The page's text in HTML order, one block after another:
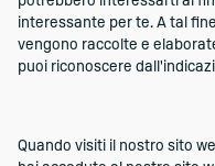
interessante per te. A tal
vengono raccolte e
puoi riconoscere
Quando visiti il nostro sito